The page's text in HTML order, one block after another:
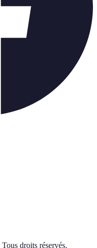
Tous droits réservés.